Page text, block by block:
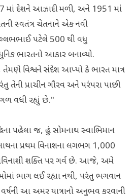
માં દેશને આઝાદી મળી, અને 1951 માં
સ્વતંત્ર ચેતનાને એક નવી
પટેલે 500 થી વધુ
ભારતનો આકાર બનાવ્યો.
તેમણે વિશ્વને સંદેશ આપ્યો કે ભારત માત્ર
તેની પ્રાચીન ગૌરવ અને પરંપરા પાછી
વધી રહ્યું છે."
પહેલા જ, હું સોમનાથ સ્વાભિમાન
પ્રથમ વિનાશના લગભગ 1,000
શક્તિ પર ગર્વ છે. આજે, અમે
ભાગ લઈ રહ્યા નથી, પરંતુ ભગવાન
આ અમર યાત્રાનો અનુભવ કરવાની